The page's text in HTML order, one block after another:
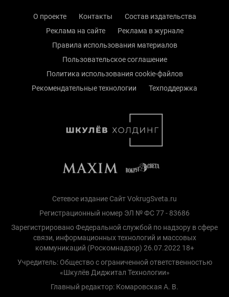
О проекте Контакты
Состав издательства
Реклама на сайте
Реклама в журнале
Правила использования материалов
Пользовательское соглашение
Политика использования cookie-файлов
Рекомендательные технологии
Техподдержка
Сетевое издание Сайт VokrugSveta.ru
Регистрационный номер ЭЛ № ФС 77 - 83686
Зарегистрировано Федеральной службой по надзору в сфере
связи, информационных технологий и массовых
коммуникаций (Роскомнадзор) 26.07.2022 18+
Учредитель: Общество с ограниченной ответственностью
«Шкулёв Диджитал Технологии»
Главный редактор: Комаровская А. В.